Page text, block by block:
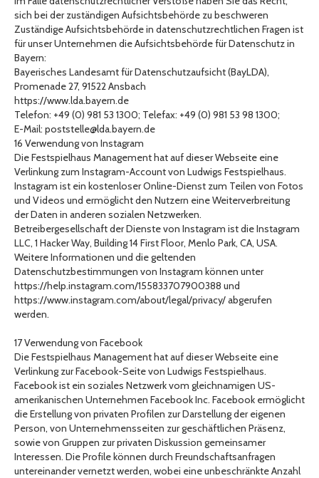
sich bei der zuständigen Aufsichtsbehörde zu beschweren
Zuständige Aufsichtsbehörde in datenschutzrechtlichen Fragen ist
für unser Unternehmen die Aufsichtsbehörde für Datenschutz in
Bayern:
Bayerisches Landesamt für Datenschutzaufsicht (BayLDA),
Promenade 27, 91522 Ansbach
https://www.lda.bayern.de
Telefon: +49 (0) 981 53 1300; Telefax: +49 (0) 981 53 98 1300;
E-Mail: poststelle@lda.bayern.de
16 Verwendung von Instagram
Die Festspielhaus Management hat auf dieser Webseite eine
Verlinkung zum Instagram-Account von Ludwigs Festspielhaus.
Instagram ist ein kostenloser Online-Dienst zum Teilen von Fotos
und Videos und ermöglicht den Nutzern eine Weiterverbreitung
der Daten in anderen sozialen Netzwerken.
Betreibergesellschaft der Dienste von Instagram ist die Instagram
LLC, 1 Hacker Way, Building 14 First Floor, Menlo Park, CA, USA.
Weitere Informationen und die geltenden
Datenschutzbestimmungen von Instagram können unter
https://help.instagram.com/155833707900388 und
https://www.instagram.com/about/legal/privacy/ abgerufen
werden.
17 Verwendung von Facebook
Die Festspielhaus Management hat auf dieser Webseite eine
Verlinkung zur Facebook-Seite von Ludwigs Festspielhaus.
Facebook ist ein soziales Netzwerk vom gleichnamigen US-
amerikanischen Unternehmen Facebook Inc. Facebook ermöglicht
die Erstellung von privaten Profilen zur Darstellung der eigenen
Person, von Unternehmensseiten zur geschäftlichen Präsenz,
sowie von Gruppen zur privaten Diskussion gemeinsamer
Interessen. Die Profile können durch Freundschaftsanfragen
untereinander vernetzt werden, wobei eine unbeschränkte Anzahl